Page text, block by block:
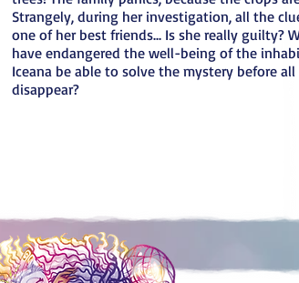
Strangely, during her investigation, all the
one of her best friends... Is she really guilty?
have endangered the well-being of the
Iceana be able to solve the mystery before
disappear?